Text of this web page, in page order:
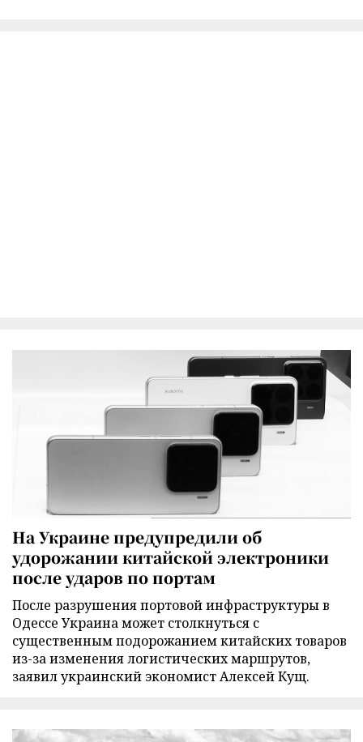
На Украине предупредили об
удорожании китайской электроники
после ударов по портам
После разрушения портовой инфраструктуры в
Одессе Украина может столкнуться с
существенным подорожанием китайских товаров
из-за изменения логистических маршрутов,
заявил украинский экономист Алексей Кущ.